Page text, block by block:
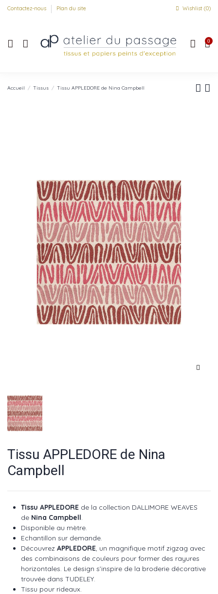
Contactez-nous Plan du site Wishlist (0)
0
Accueil Tissus Tissu APPLEDORE de Nina Campbell
Tissu APPLEDORE de Nina
Campbell
Tissu APPLEDORE de la collection DALLIMORE WEAVES
de Nina Campbell
Disponible au mètre.
Echantillon sur demande.
Découvrez APPLEDORE , un magnifique motif zigzag avec
des combinaisons de couleurs pour former des rayures
horizontales. Le design s’inspire de la broderie décorative
trouvée dans TUDELEY.
Tissu pour rideaux.